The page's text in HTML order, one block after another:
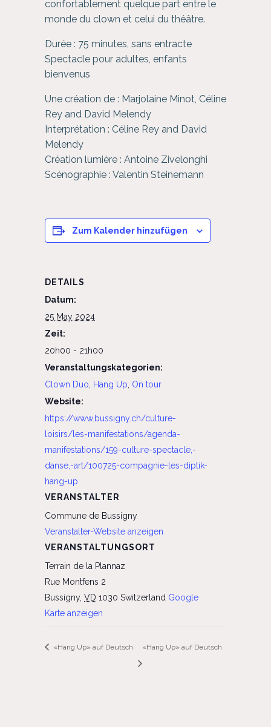
confortablement quelque part entre le
monde du clown et celui du théâtre.
Durée : 75 minutes, sans entracte
Spectacle pour adultes, enfants
bienvenus
Une création de : Marjolaine Minot, Céline
Rey and David Melendy
Interprétation : Céline Rey and David
Melendy
Création lumière : Antoine Zivelonghi
Scénographie : Valentin Steinemann
Zum Kalender hinzufügen
DETAILS
Datum:
25 May 2024
Zeit:
20h00 - 21h00
Veranstaltungskategorien:
Clown Duo
Hang Up On tour
Website:
https://www.bussigny.ch/culture-
loisirs/les-manifestations/agenda-
manifestations/159-culture-spectacle,-
danse,-art/100725-compagnie-les-diptik-
hang-up
VERANSTALTUNGSORT
Terrain de la Plannaz
Rue Montfens 2
Bussigny, VD 1030 Switzerland Google
Karte anzeigen
VERANSTALTER
Commune de Bussigny
Veranstalter-Website anzeigen
«Hang Up» auf Deutsch «Hang Up» auf Deutsch